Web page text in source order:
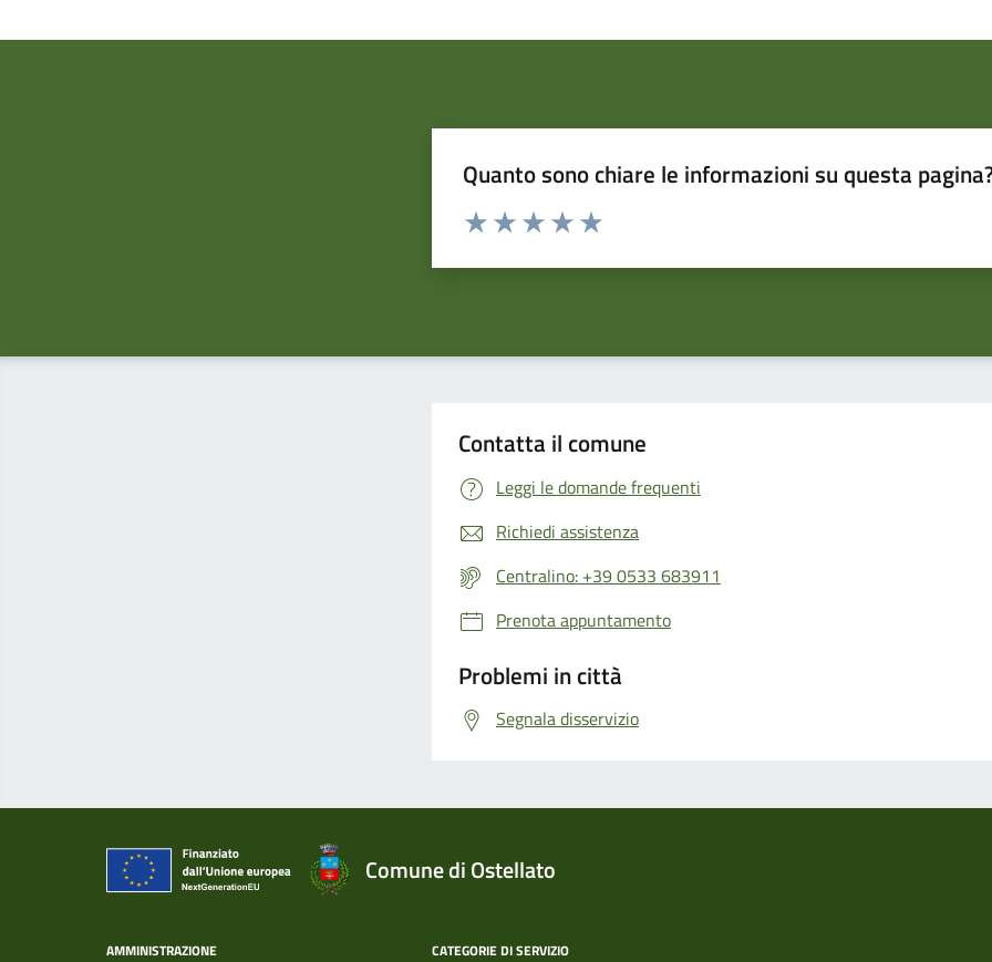
Quanto sono chiare le informazioni su questa
Valuta da 1 a 5 stelle la pagina
Contatta il comune
Leggi le domande frequenti
Richiedi assistenza
Centralino: +39 0533 683911
Prenota appuntamento
Problemi in città
Segnala disservizio
Comune di Ostellato
AMMINISTRAZIONE CATEGORIE DI SERVIZIO